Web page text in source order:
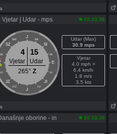
Vjetar | Udar - mps 20:33:36
J
SSZ SSI
SZ SI
ISI
E
IJI
JZ JI
JJZ JJI
J
4 15
Vjetar
Udar
265° Z
Udar (Max)
30.9 mps
Vjetar
4.0 mph =
6.4 km/h
1.8 m/s
3.5 kts
oborine - in 20:33:36